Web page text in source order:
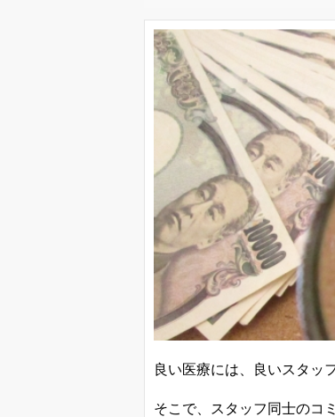
良い医療には、良いスタッ
そこで、スタッフ同士のコ